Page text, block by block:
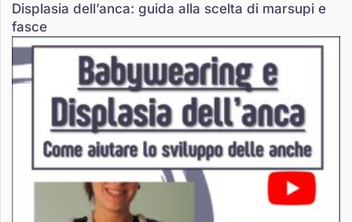
Displasia dell’anca: guida alla scelta di marsupi e
fasce